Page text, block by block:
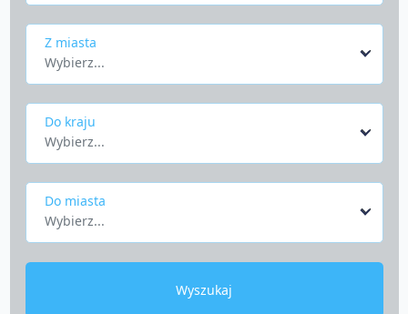
Z miasta
Wybierz...
Do kraju
Wybierz...
Do miasta
Wybierz...
Wyszukaj